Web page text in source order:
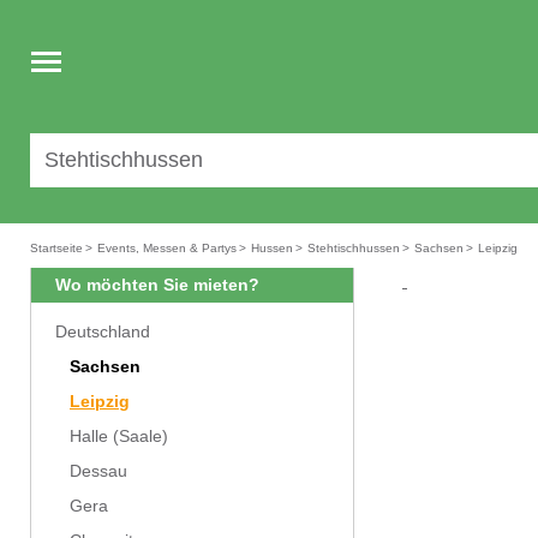
Toggle
navigation
Startseite > Events, Messen & Partys> Hussen > Stehtischhussen > Sachsen > Leipzig
Wo möchten Sie mieten?
Deutschland
Sachsen
Leipzig
Halle (Saale)
Dessau
Gera